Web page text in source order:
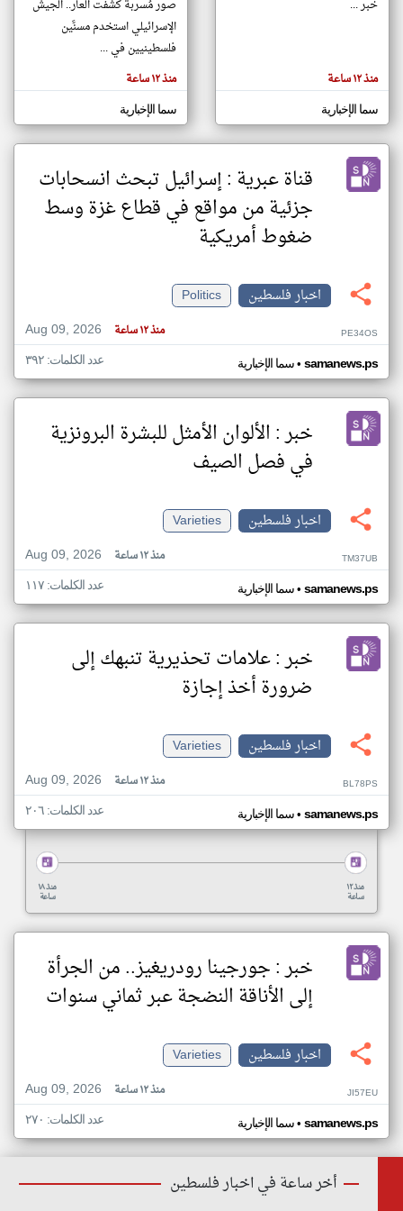
مصادر الأخبار من فلسطين
اخبار فلسطين على مدار الساعة
أهم اخبار فلسطين العاجلة والمباشرة
المقالات
هنا عن
وجهة
كاتبيها.
خبر ...
منذ ١٢ ساعة
سما الإخبارية
صور مُسربة كشفت العار.. الجيش
الإسرائيلي استخدم مسنَّين
فلسطينيين في ...
منذ ١٢ ساعة
سما الإخبارية
قناة عبرية : إسرائيل تبحث انسحابات
جزئية من مواقع في قطاع غزة وسط
ضغوط أمريكية
اخبار فلسطين
Politics
Aug 09, 2026
منذ ١٢ ساعة PE34OS
سما الإخبارية• samanews.ps عدد الكلمات: ٣٩٢
خبر : الألوان الأمثل للبشرة البرونزية
في فصل الصيف
اخبار فلسطين
Varieties
Aug 09, 2026
منذ ١٢ ساعة TM37UB
سما الإخبارية• samanews.ps عدد الكلمات: ١١٧
خبر : علامات تحذيرية تنبهك إلى
ضرورة أخذ إجازة
اخبار فلسطين
Varieties
Aug 09, 2026
منذ ١٢ ساعة BL78PS
سما الإخبارية• samanews.ps عدد الكلمات: ٢٠٦
منذ ١٨
ساعة
منذ ١٢
ساعة
خبر : جورجينا رودريغيز.. من الجرأة
إلى الأناقة النضجة عبر ثماني سنوات
اخبار فلسطين
Varieties
Aug 09, 2026
منذ ١٢ ساعة JI57EU
سما الإخبارية• samanews.ps عدد الكلمات: ٢٧٠
أخر ساعة في اخبار فلسطين
klyoum.com